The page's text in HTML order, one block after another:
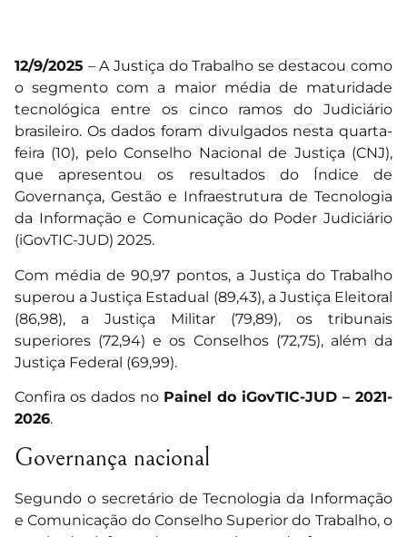
12/9/2025 – A Justiça do Trabalho se destacou como
o segmento com a maior média de maturidade
tecnológica entre os cinco ramos do Judiciário
brasileiro. Os dados foram divulgados nesta quarta-
feira (10), pelo Conselho Nacional de Justiça (CNJ),
que apresentou os resultados do Índice de
Governança, Gestão e Infraestrutura de Tecnologia
da Informação e Comunicação do Poder Judiciário
(iGovTIC-JUD) 2025.
Com média de 90,97 pontos, a Justiça do Trabalho
superou a Justiça Estadual (89,43), a Justiça Eleitoral
(86,98), a Justiça Militar (79,89), os tribunais
superiores (72,94) e os Conselhos (72,75), além da
Justiça Federal (69,99).
Confira os dados no Painel do iGovTIC-JUD – 2021-
2026.
Governança nacional
Segundo o secretário de Tecnologia da Informação
e Comunicação do Conselho Superior do Trabalho, o